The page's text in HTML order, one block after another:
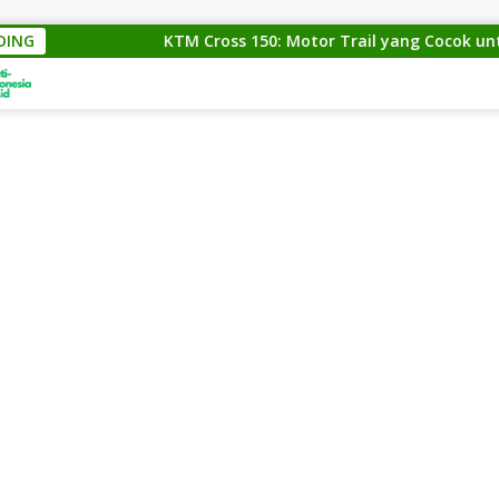
KTM Cross 150: Motor Trail yang Cocok untuk